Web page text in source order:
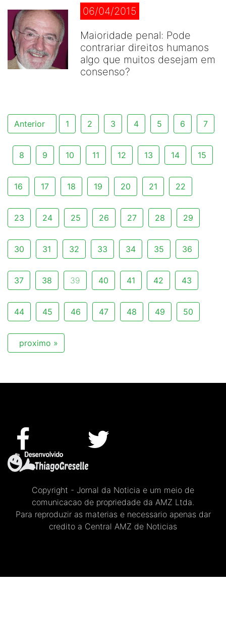
06/04/2015
Maioridade penal: Pode
contrariar direitos humanos
algo que muitos desejam em
consenso?
Anterior 1 2 3 4 5 6 7
8 9 10 11 12 13 14 15
16 17 18 19 20 21 22
23 24 25 26 27 28 29
30 31 32 33 34 35 36
37 38 39 40 41 42 43
44 45 46 47 48 49 50
proximo »
Copyright - Jornal da Noticia e um meio de
comunicacao de propriedade da AMZ Ltda.
Para reproduzir as materias e necessario apenas dar
credito a Central AMZ de Noticias